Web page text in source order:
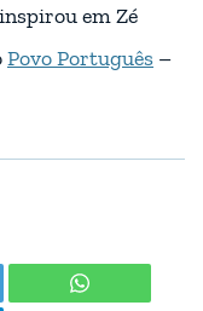
em Zé
Povo Português –